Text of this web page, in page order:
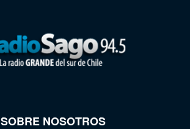
SOBRE NOSOTROS